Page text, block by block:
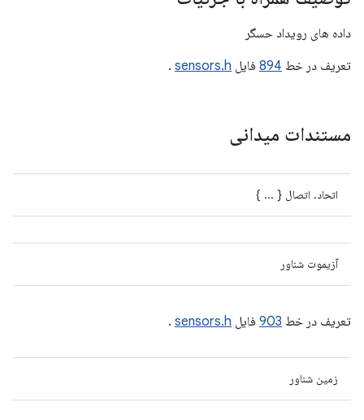
داده های رویداد حسگر
تعریف در خط 894 فایل sensors.h
.
مستندات میدانی
اتحاد. اتصال { ... }
آزیموت شناور
تعریف در خط 903 فایل sensors.h
.
زمین شناور